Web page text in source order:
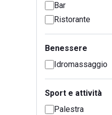
Bar
Ristorante
Benessere
Idromassaggio
Sport e attività
Palestra